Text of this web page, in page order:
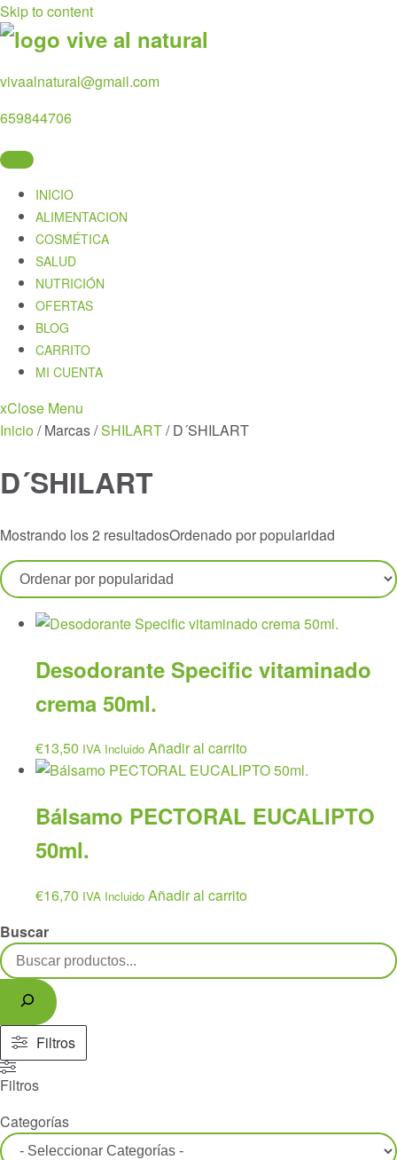
Skip to content
vivaalnatural@gmail.com
659844706
INICIO
ALIMENTACION
COSMÉTICA
SALUD
NUTRICIÓN
OFERTAS
BLOG
CARRITO
MI CUENTA
xClose Menu
Inicio/ Marcas /SHILART/ D´SHILART
D´SHILART
Mostrando los 2 resultadosOrdenado por popularidad
Desodorante Specific vitaminado
crema 50ml.
€13,50 IVA Incluido Añadir al carrito
Bálsamo PECTORAL EUCALIPTO
50ml.
€16,70 IVA Incluido Añadir al carrito
Buscar
Filtros
Filtros
Categorías